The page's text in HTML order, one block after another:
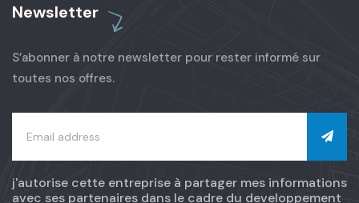
Newsletter
S’abonner à notre newsletter pour rester informé sur
toutes nos offres.
j'autorise cette entreprise à partager mes informations
avec ses partenaires dans le cadre du developpement